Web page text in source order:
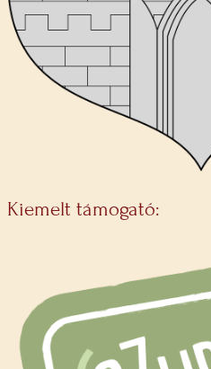
Kiemelt támogató: